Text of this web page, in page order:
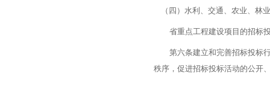
（四）水利、交通、农业、林
省重点工程建设项目的招标投
第六条建立和完善招标投标行
秩序，促进招标投标活动的公开